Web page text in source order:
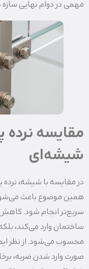
مهمی در دوام نهایی سازه
مقایسه نرده
شیشه‌ای
در مقایسه با شیشه،
همین موضوع باعث
سریع‌تر انجام شود. کاهش
ساختمان وارد می‌کند،
محسوب می‌شود. از نظر
صورت وارد شدن ضربه،